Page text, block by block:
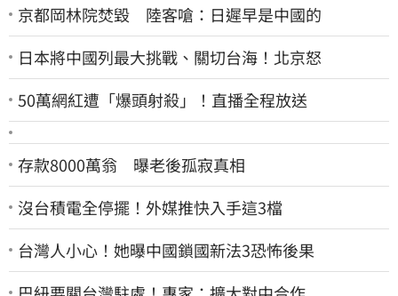
京都岡林院焚毀 陸客嗆：日遲早是中國的
日本將中國列最大挑戰、關切台海！北京怒
50萬網紅遭「爆頭射殺」！直播全程放送
存款8000萬翁 曝老後孤寂真相
沒台積電全停擺！外媒推快入手這3檔
台灣人小心！她曝中國鎖國新法3恐怖後果